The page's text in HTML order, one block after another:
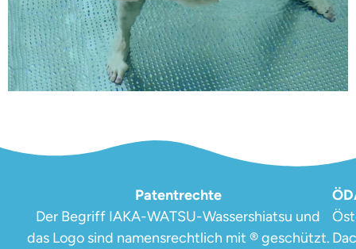
Patentrechte
Der Begriff IAKA-WATSU-Wassershiatsu und
das Logo sind namensrechtlich mit ® geschützt.